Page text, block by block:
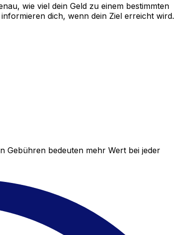
wie viel dein Geld zu einem bestimmten
dich, wenn dein Ziel erreicht wird.
Gebühren bedeuten mehr Wert bei jeder